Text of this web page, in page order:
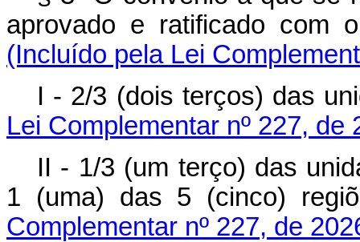
aprovado e ratificado com
(Incluído pela Lei
I - 2/3 (dois terços) das
Lei Complementar nº 227, de
II - 1/3 (um terço) das
1 (uma) das 5 (cinco)
Complementar nº 227, de